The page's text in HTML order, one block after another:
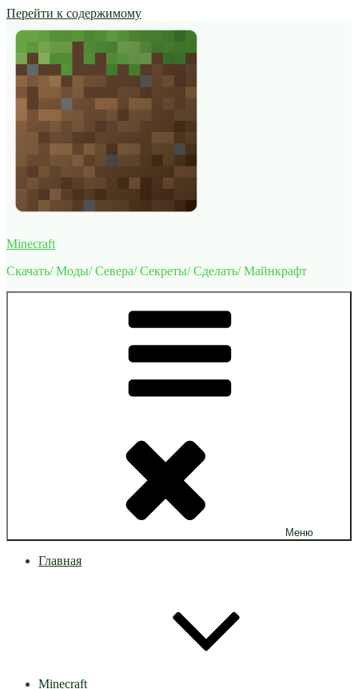
Перейти к содержимому
Minecraft
Скачать/ Моды/ Севера/ Секреты/ Сделать/ Майнкрафт
Меню
Главная
Minecraft